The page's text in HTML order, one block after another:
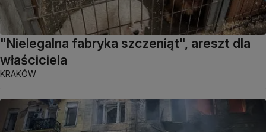
"Nielegalna fabryka szczeniąt", areszt dla
właściciela
KRAKÓW